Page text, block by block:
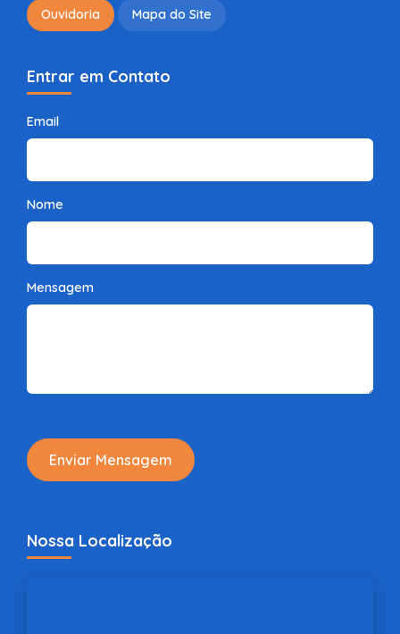
Ouvidoria Mapa do Site
Entrar em Contato
Email
Nome
Mensagem
Enviar Mensagem
Nossa Localização